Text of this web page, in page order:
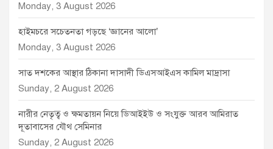
Monday, 3 August 2026
হাইমচরে সচেতনতা গড়ছে ‘জ্ঞানের আলো’
Monday, 3 August 2026
সাত দশকের আস্থার ঠিকানা দাসাদী ডিএসআইএস কামিল মাদ্রাসা
Sunday, 2 August 2026
নারীর নেতৃত্ব ও ক্ষমতায়ন নিয়ে ডিআইইউ ও সংযুক্ত আরব আমিরাত
দূতাবাসের যৌথ সেমিনার
Sunday, 2 August 2026